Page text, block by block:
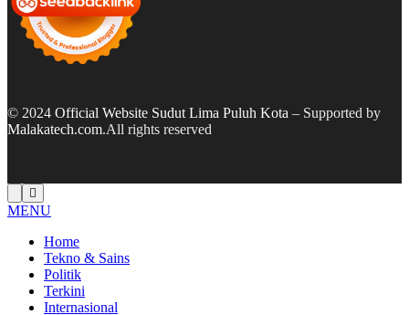
© 2024 Official Website Sudut Lima Puluh Kota – Supported by
Malakatech.com.All rights reserved
MENU
Home
Tekno & Sains
Politik
Terkini
Internasional